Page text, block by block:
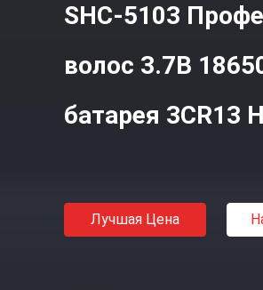
SHC-5103
волос 3.7В
батарея
Лучшая Цена